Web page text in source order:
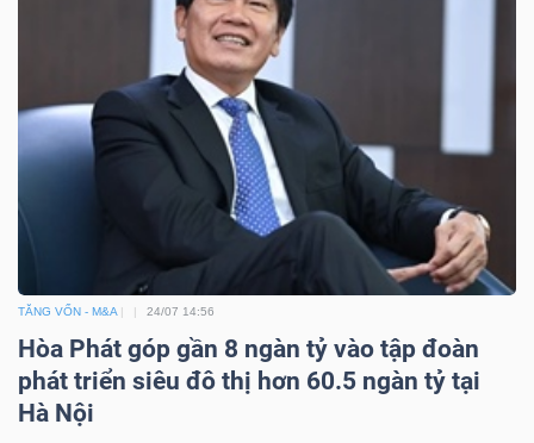
TĂNG VỐN - M&A 24/07 14:56
Hòa Phát góp gần 8 ngàn tỷ vào tập đoàn
phát triển siêu đô thị hơn 60.5 ngàn tỷ tại
Hà Nội